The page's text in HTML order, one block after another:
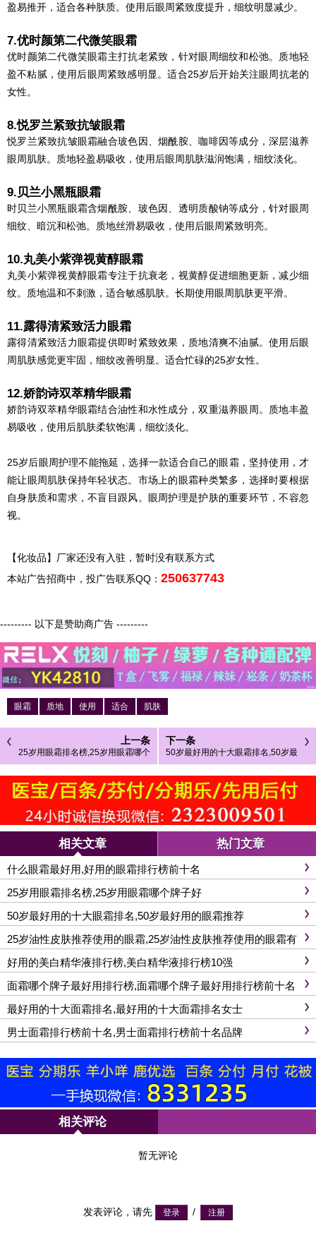
盈易推开，适合各种肤质。使用后眼周紧致度提升，细纹明显减少。
7.优时颜第二代微笑眼霜
优时颜第二代微笑眼霜主打抗老紧致，针对眼周细纹和松弛。质地轻
盈不粘腻，使用后眼周紧致感明显。适合25岁后开始关注眼周抗老的
女性。
8.悦罗兰紧致抗皱眼霜
悦罗兰紧致抗皱眼霜融合玻色因、烟酰胺、咖啡因等成分，深层滋养
眼周肌肤。质地轻盈易吸收，使用后眼周肌肤滋润饱满，细纹淡化。
9.贝兰小黑瓶眼霜
时贝兰小黑瓶眼霜含烟酰胺、玻色因、透明质酸钠等成分，针对眼周
细纹、暗沉和松弛。质地丝滑易吸收，使用后眼周紧致明亮。
10.丸美小紫弹视黄醇眼霜
丸美小紫弹视黄醇眼霜专注于抗衰老，视黄醇促进细胞更新，减少细
纹。质地温和不刺激，适合敏感肌肤。长期使用眼周肌肤更平滑。
11.露得清紧致活力眼霜
露得清紧致活力眼霜提供即时紧致效果，质地清爽不油腻。使用后眼
周肌肤感觉更牢固，细纹改善明显。适合忙碌的25岁女性。
12.娇韵诗双萃精华眼霜
娇韵诗双萃精华眼霜结合油性和水性成分，双重滋养眼周。质地丰盈
易吸收，使用后肌肤柔软饱满，细纹淡化。
25岁后眼周护理不能拖延，选择一款适合自己的眼霜，坚持使用，才
能让眼周肌肤保持年轻状态。市场上的眼霜种类繁多，选择时要根据
自身肤质和需求，不盲目跟风。眼周护理是护肤的重要环节，不容忽
视。
【化妆品】厂家还没有入驻，暂时没有联系方式
本站广告招商中，投广告联系QQ： 250637743
--------- 以下是赞助商广告 ---------
眼霜 质地 使用 适合 肌肤
上一条
25岁用眼霜排名榜,25岁用眼霜哪个
下一条
50岁最好用的十大眼霜排名,50岁最
相关文章 热门文章
什么眼霜最好用,好用的眼霜排行榜前十名
25岁用眼霜排名榜,25岁用眼霜哪个牌子好
50岁最好用的十大眼霜排名,50岁最好用的眼霜推荐
25岁油性皮肤推荐使用的眼霜,25岁油性皮肤推荐使用的眼霜有
哪些
好用的美白精华液排行榜,美白精华液排行榜10强
面霜哪个牌子最好用排行榜,面霜哪个牌子最好用排行榜前十名
最好用的十大面霜排名,最好用的十大面霜排名女士
男士面霜排行榜前十名,男士面霜排行榜前十名品牌
相关评论
暂无评论
发表评论，请先 /